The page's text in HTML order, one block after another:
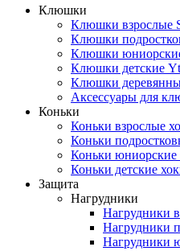
Клюшки
Клюшки взрослые
Клюшки
Клюшки
Клюшки детские
Клюшки
Аксессуары для
Коньки
Коньки взрослые
Коньки
Коньки юниорские
Коньки детские
Защита
Нагрудники
Нагрудники
Нагрудники
Нагрудники